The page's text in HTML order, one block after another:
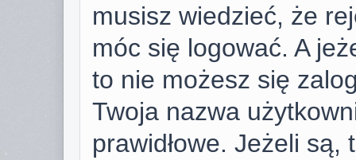
musisz wiedzieć, że
móc się logować. A
to nie możesz się
Twoja nazwa
prawidłowe. Jeżeli są,